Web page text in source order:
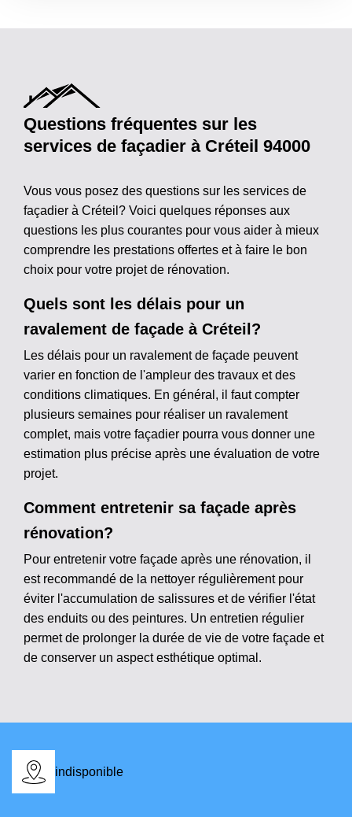
Questions fréquentes sur les
services de façadier à Créteil 94000
Vous vous posez des questions sur les services de
façadier à Créteil? Voici quelques réponses aux
questions les plus courantes pour vous aider à mieux
comprendre les prestations offertes et à faire le bon
choix pour votre projet de rénovation.
Quels sont les délais pour un
ravalement de façade à Créteil?
Les délais pour un ravalement de façade peuvent
varier en fonction de l'ampleur des travaux et des
conditions climatiques. En général, il faut compter
plusieurs semaines pour réaliser un ravalement
complet, mais votre façadier pourra vous donner une
estimation plus précise après une évaluation de votre
projet.
Comment entretenir sa façade après
rénovation?
Pour entretenir votre façade après une rénovation, il
est recommandé de la nettoyer régulièrement pour
éviter l'accumulation de salissures et de vérifier l'état
des enduits ou des peintures. Un entretien régulier
permet de prolonger la durée de vie de votre façade et
de conserver un aspect esthétique optimal.
indisponible